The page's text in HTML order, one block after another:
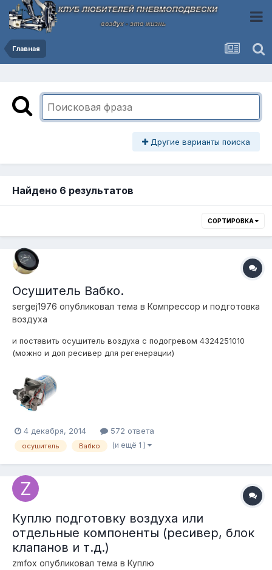
Главная
Другие варианты поиска
Найдено 6 результатов
СОРТИРОВКА
Осушитель Вабко.
sergej1976 опубликовал тема в Компресcор и подготовка
воздуха
и поставить осушитель воздуха с подогревом 4324251010
(можно и доп ресивер для регенерации)
4 декабря, 2014 572 ответа
осушитель Вабко (и ещё 1 )
Куплю подготовку воздуха или
отдельные компоненты (ресивер, блок
клапанов и т.д.)
zmfox опубликовал тема в Куплю